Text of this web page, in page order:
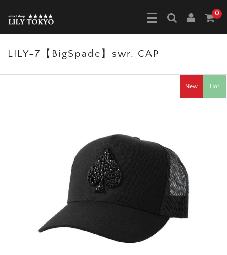
0
LILY-7【BigSpade】swr. CAP
New Hot